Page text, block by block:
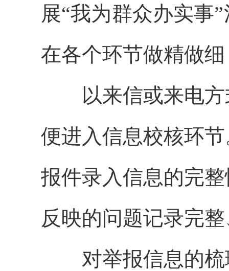
展“我为群众办实事
在各个环节做精做
以来信或来电
便进入信息校核环
报件录入信息的完
反映的问题记录完
对举报信息的